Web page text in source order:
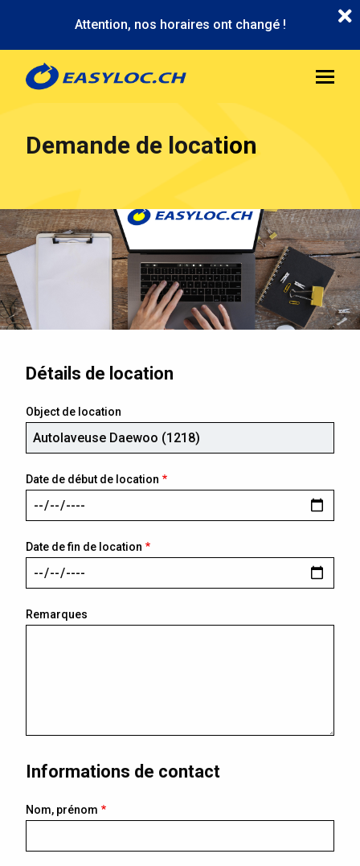
contenu
principal
Attention, nos horaires ont changé !
Demande de location
Détails de location
Object de location
Date de début de location
Date de fin de location
Remarques
Informations de contact
Nom, prénom